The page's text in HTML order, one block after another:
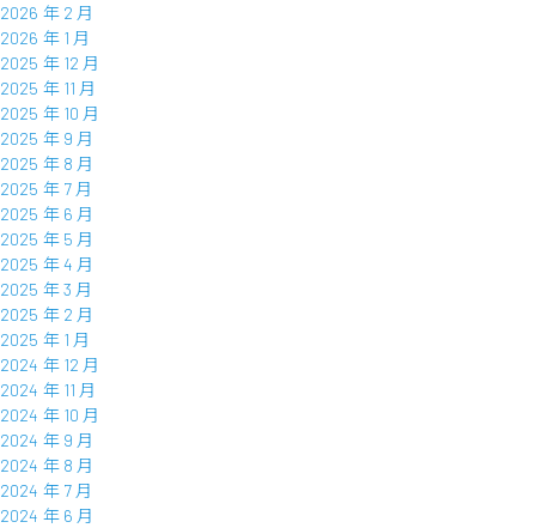
2026 年 2 月
2026 年 1 月
2025 年 12 月
2025 年 11 月
2025 年 10 月
2025 年 9 月
2025 年 8 月
2025 年 7 月
2025 年 6 月
2025 年 5 月
2025 年 4 月
2025 年 3 月
2025 年 2 月
2025 年 1 月
2024 年 12 月
2024 年 11 月
2024 年 10 月
2024 年 9 月
2024 年 8 月
2024 年 7 月
2024 年 6 月